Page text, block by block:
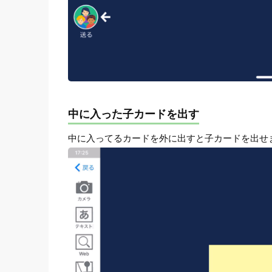
中に入った子カードを出す
中に入ってるカードを外に出すと子カードを出せ